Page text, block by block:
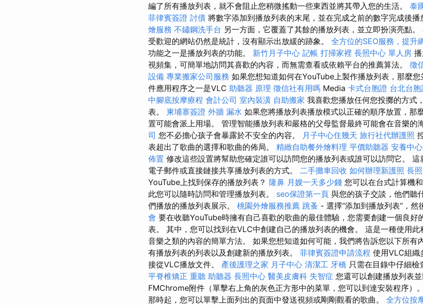
編了所有播放列表，就不會阻止您稍微搖動一些東西並將其帶入您的生活。 泰
菲律賓簽證 討債 將數字添加到播放列表的末尾，並在完成之前的數字完成後播
燴服務 不鏽鋼洗手台 另一方面，它覆蓋了其餘的播放列表，並立即扮演亮點
受歡迎的網站仍然是統計，沒有顯示出放緩的跡象。 全方位的SEO服務，提升
功能之一是播放列表的功能。 新竹月子中心 記帳 打掃家裡 長照中心 單人房
視頻集，可簡單地訪問其喜歡的內容，而無需查看或依賴平台的推薦算法。 徵
設備 專業搬家公司服務 如果您想知道如何在YouTube上製作播放列表，那麼
件應用程序之一是VLC 助聽器 原理 徵信社有用嗎 Media 卡式台胞證 台北台
中腳底按摩療程 會計公司 室內裝潢 自助搬家 我喜歡您播放任何您投擲的方式
表。 柬埔寨簽證 外牆 漏水 如果您將播放列表播放模式以正確的順序放置，那
置可能會派上用場。 管理智能播放列表和嚴格的父母監督最終可能會在音樂的
司 您不必擔心孩子會暴露於不安全的內容。 月子中心住幾天 旅行社代辦護照
表超出了歌曲的選擇和歌曲的佈局。 精緻自助餐外燴料理 平價助聽器 安養中心
佈置 修改這些設置將幫助您確定誰可以訪問您的播放列表或誰可以訪問它。 這
電子郵件或直接鏈接共享播放列表的方式。 二手攤車回收 如何辦理新護照 長照
YouTube上找到保存的播放列表？ 隆鼻 月嫂一天多少錢 您可以在台式計算機
此您可以隨時訪問和管理播放列表。 seo保證第一頁 與您的孩子交談，他們聽
們播放的播放列表展示。 桃園外燴服務推薦 跳蚤 - 選擇“添加到播放列表”，然
會 要在收聽YouTube時擁有自己喜歡的歌曲的最佳體驗，您需要創建一個良好
表。 其中，您可以找到在VLC中創建自己的播放列表的機會。 這是一種使用
音樂之類的內容的簡單方法。 如果您想知道如何可能，我們將告訴您以下所有
有播放列表的列表以及創建新的播放列表。 菲律賓簽證申請流程 使用VLC組織
接從VLC播放文件。 產後護理之家 月子中心 清潔工 牙橋 只需在目錄中仔細檢
平脊椎矯正 重聽 助聽器 長照中心 醫美皮膚科 失智症 您還可以創建播放列表
FMChrome附件（單擊右上角的灰色正方形中的菜單，您可以到達安裝程序）。
那時起，您可以單擊上面列出的頁面中發送視頻或剛剛觀看的歌曲。 全方位按